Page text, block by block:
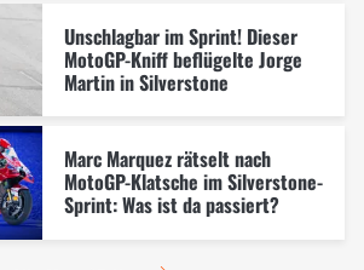
Unschlagbar im Sprint! Dieser
MotoGP-Kniff beflügelte Jorge
Martin in Silverstone
Marc Marquez rätselt nach
MotoGP-Klatsche im Silverstone-
Sprint: Was ist da passiert?